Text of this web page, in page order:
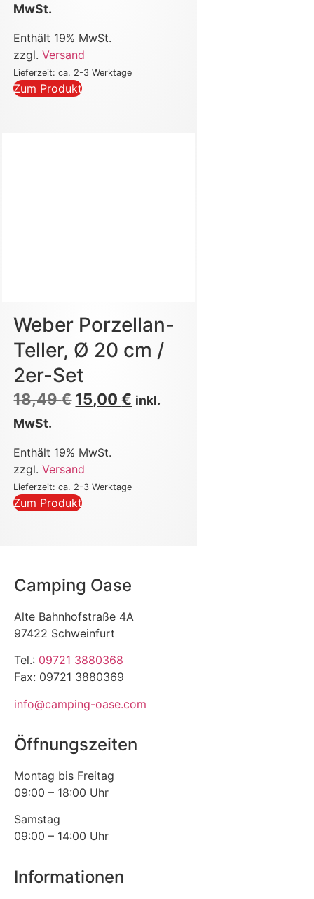
MwSt.
Enthält 19% MwSt.
zzgl.Versand
Lieferzeit: ca. 2-3 Werktage
Zum Produkt
Weber Porzellan-
Teller, Ø 20 cm /
2er-Set
18,49€ 15,00€ inkl.
MwSt.
Enthält 19% MwSt.
zzgl.Versand
Lieferzeit: ca. 2-3 Werktage
Zum Produkt
Camping Oase
Alte Bahnhofstraße 4A
97422 Schweinfurt
Tel.: 09721 3880368
Fax: 09721 3880369
info@camping-oase.com
Öffnungszeiten
Montag bis Freitag
09:00 – 18:00 Uhr
Samstag
09:00 – 14:00 Uhr
Informationen